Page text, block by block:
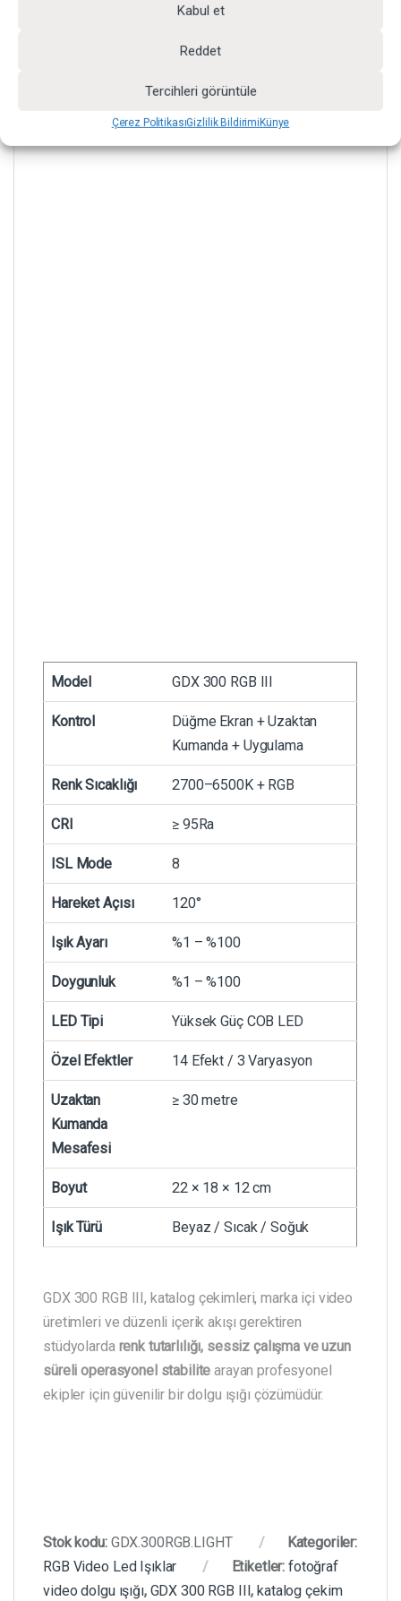
Kabul et
Reddet
Tercihleri görüntüle
Çerez PolitikasıGizlilik BildirimiKünye
Model GDX 300 RGB III
Kontrol
Düğme Ekran + Uzaktan
Kumanda + Uygulama
Renk Sıcaklığı 2700–6500K + RGB
CRI ≥ 95Ra
ISL Mode 8
Hareket Açısı 120°
Işık Ayarı %1 – %100
Doygunluk %1 – %100
LED Tipi Yüksek Güç COB LED
Özel Efektler 14 Efekt / 3 Varyasyon
Uzaktan
Kumanda
Mesafesi
≥ 30 metre
Boyut 22 × 18 × 12 cm
Işık Türü Beyaz / Sıcak / Soğuk
GDX 300 RGB III, katalog çekimleri, marka içi video
üretimleri ve düzenli içerik akışı gerektiren
stüdyolarda renk tutarlılığı, sessiz çalışma ve uzun
süreli operasyonel stabilite arayan profesyonel
ekipler için güvenilir bir dolgu ışığı çözümüdür.
Stok kodu: GDX.300RGB.LIGHT
Kategoriler:
RGB Video Led Işıklar
Etiketler:fotoğraf
video dolgu ışığı, GDX 300 RGB III,katalog çekim